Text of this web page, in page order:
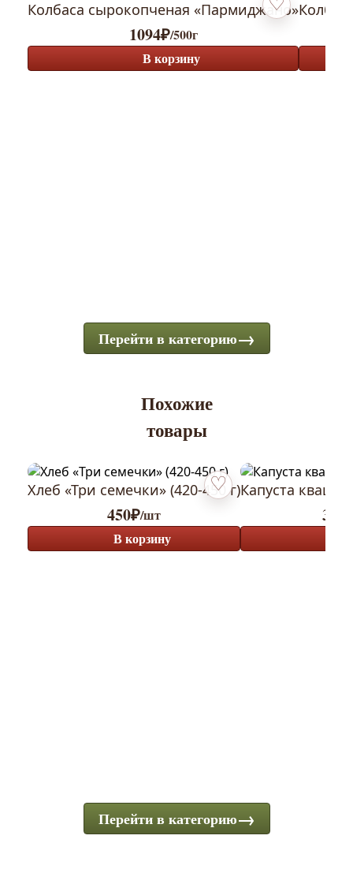
Добавить в
Колбаса сырокопченая «Пармиджано»
1094₽/500г
В корзину
Перейти в категорию
Похожие
товары
Добавить в избранное
Хлеб «Три семечки» (420-450 г)
450₽/шт
В корзину
Капуста
390
Перейти в категорию